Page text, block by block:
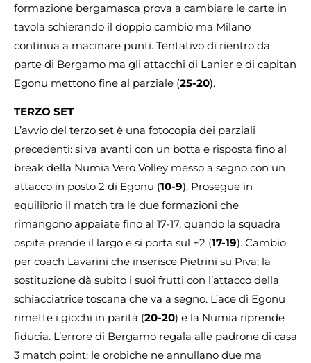
formazione bergamasca prova a cambiare le carte in
tavola schierando il doppio cambio ma Milano
continua a macinare punti. Tentativo di rientro da
parte di Bergamo ma gli attacchi di Lanier e di capitan
Egonu mettono fine al parziale (25-20).
TERZO SET
L’avvio del terzo set è una fotocopia dei parziali
precedenti: si va avanti con un botta e risposta fino al
break della Numia Vero Volley messo a segno con un
attacco in posto 2 di Egonu (10-9). Prosegue in
equilibrio il match tra le due formazioni che
rimangono appaiate fino al 17-17, quando la squadra
ospite prende il largo e si porta sul +2 (17-19). Cambio
per coach Lavarini che inserisce Pietrini su Piva; la
sostituzione dà subito i suoi frutti con l’attacco della
schiacciatrice toscana che va a segno. L’ace di Egonu
rimette i giochi in parità (20-20) e la Numia riprende
fiducia. L’errore di Bergamo regala alle padrone di casa
3 match point: le orobiche ne annullano due ma